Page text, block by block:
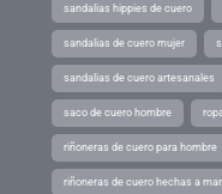
sandalias hippies de cuero
sandalias de cuero mujer
sandalias de cuero artesanales
saco de cuero hombre
riñoneras de cuero para hombre
riñoneras de cuero hechas a